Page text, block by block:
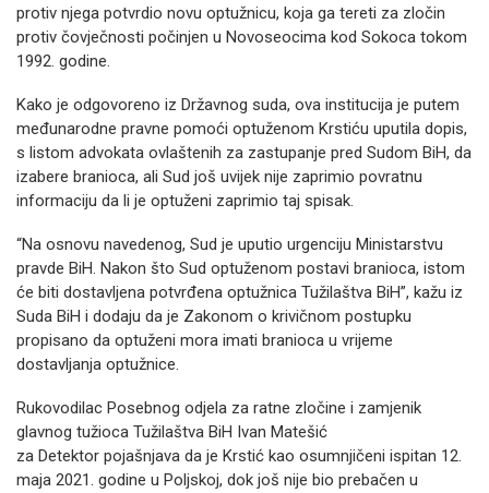
protiv njega potvrdio novu optužnicu, koja ga tereti za zločin
protiv čovječnosti počinjen u Novoseocima kod Sokoca tokom
1992. godine.
Kako je odgovoreno iz Državnog suda, ova institucija je putem
međunarodne pravne pomoći optuženom Krstiću uputila dopis,
s listom advokata ovlaštenih za zastupanje pred Sudom BiH, da
izabere branioca, ali Sud još uvijek nije zaprimio povratnu
informaciju da li je optuženi zaprimio taj spisak.
“Na osnovu navedenog, Sud je uputio urgenciju Ministarstvu
pravde BiH. Nakon što Sud optuženom postavi branioca, istom
će biti dostavljena potvrđena optužnica Tužilaštva BiH”, kažu iz
Suda BiH i dodaju da je Zakonom o krivičnom postupku
propisano da optuženi mora imati branioca u vrijeme
dostavljanja optužnice.
Rukovodilac Posebnog odjela za ratne zločine i zamjenik
glavnog tužioca Tužilaštva BiH Ivan Matešić
za Detektor pojašnjava da je Krstić kao osumnjičeni ispitan 12.
maja 2021. godine u Poljskoj, dok još nije bio prebačen u